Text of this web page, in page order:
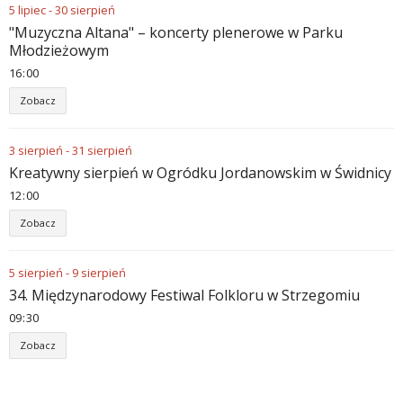
5 lipiec-30 sierpień
"Muzyczna Altana" – koncerty plenerowe w Parku
Młodzieżowym
16:00
Zobacz
3 sierpień -31 sierpień
Kreatywny sierpień w Ogródku Jordanowskim w Świdnicy
12:00
Zobacz
5 sierpień - 9 sierpień
34. Międzynarodowy Festiwal Folkloru w Strzegomiu
09:30
Zobacz